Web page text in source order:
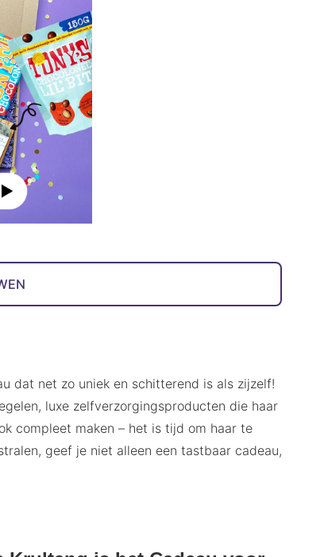
dat net zo uniek en schitterend is als zijzelf!
luxe zelfverzorgingsproducten die haar
compleet maken – het is tijd om haar te
geef je niet alleen een tastbaar cadeau,